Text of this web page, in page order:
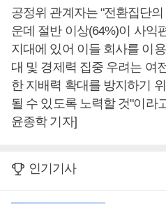
공정위 관계자는 "전환집단
운데 절반 이상(64%)이 사익
지대에 있어 이들 회사를 이
대 및 경제력 집중 우려는 여
한 지배력 확대를 방지하기
될 수 있도록 노력할 것"이라
윤종학 기자]
인기기사